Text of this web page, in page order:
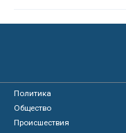
Политика
Общество
Происшествия